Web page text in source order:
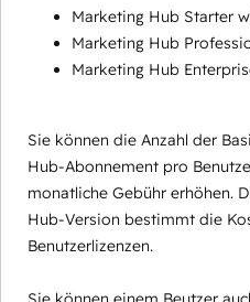
Marketing Hub Starter
Marketing Hub
Marketing Hub
Sie können die Anzahl der
Hub-Abonnement pro
monatliche Gebühr erhöhen.
Hub-Version bestimmt die
Benutzerlizenzen.